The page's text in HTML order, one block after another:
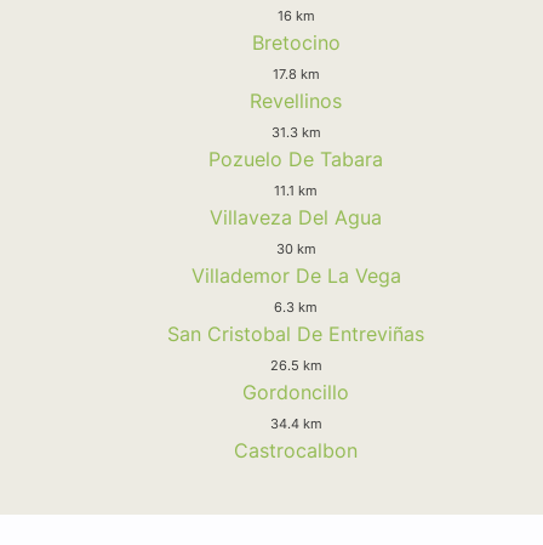
16 km
Bretocino
17.8 km
Revellinos
31.3 km
Pozuelo De Tabara
11.1 km
Villaveza Del Agua
30 km
Villademor De La Vega
6.3 km
San Cristobal De Entreviñas
26.5 km
Gordoncillo
34.4 km
Castrocalbon